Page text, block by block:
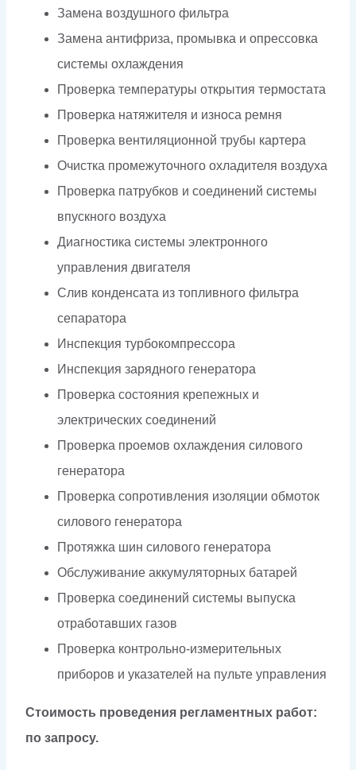
Замена воздушного фильтра
Замена антифриза, промывка и опрессовка
системы охлаждения
Проверка температуры открытия термостата
Проверка натяжителя и износа ремня
Проверка вентиляционной трубы картера
Очистка промежуточного охладителя воздуха
Проверка патрубков и соединений системы
впускного воздуха
Диагностика системы электронного
управления двигателя
Слив конденсата из топливного фильтра
сепаратора
Инспекция турбокомпрессора
Инспекция зарядного генератора
Проверка состояния крепежных и
электрических соединений
Проверка проемов охлаждения силового
генератора
Проверка сопротивления изоляции обмоток
силового генератора
Протяжка шин силового генератора
Обслуживание аккумуляторных батарей
Проверка соединений системы выпуска
отработавших газов
Проверка контрольно-измерительных
приборов и указателей на пульте управления
Стоимость проведения регламентных работ:
по запросу.